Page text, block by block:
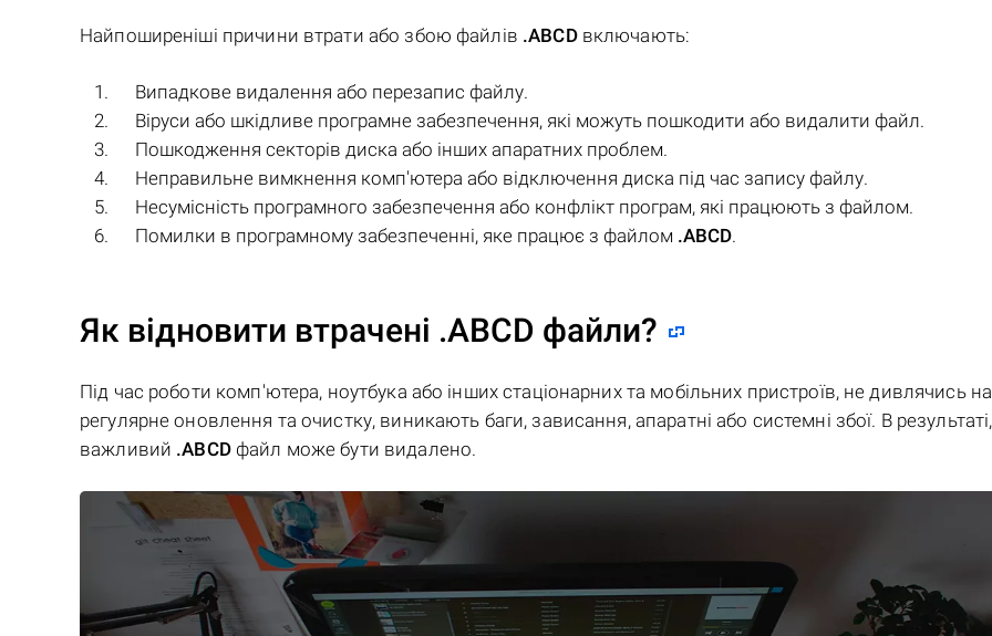
Найпоширеніші причини втрати або збою файлів .ABCDвключають:
Випадкове видалення або перезапис файлу.
Віруси або шкідливе програмне забезпечення, які можуть пошкодити або видалити файл.
Пошкодження секторів диска або інших апаратних проблем.
Неправильне вимкнення комп'ютера або відключення диска під час запису файлу.
Несумісність програмного забезпечення або конфлікт програм, які працюють з файлом.
Помилки в програмному забезпеченні, яке працює з файлом .ABCD.
Як відновити втрачені .ABCD файли?
Під час роботи комп'ютера, ноутбука або інших стаціонарних та мобільних пристроїв, не дивлячись на
регулярне оновлення та очистку, виникають баги, зависання, апаратні або системні збої. В результаті,
важливий .ABCDфайл може бути видалено.